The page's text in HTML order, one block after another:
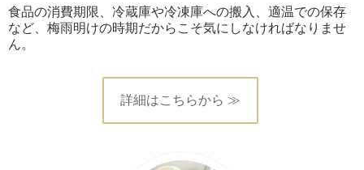
食品の消費期限、冷蔵庫や冷凍庫への搬入、適温での保存
など、梅雨明けの時期だからこそ気にしなければなりませ
ん。
詳細はこちらから ≫